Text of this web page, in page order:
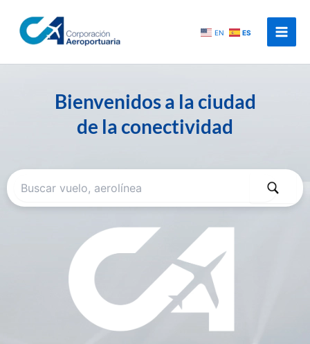
contenido
EN ES
Bienvenidos a la ciudad
de la conectividad